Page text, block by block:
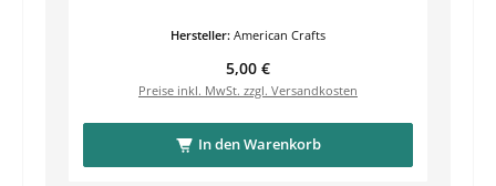
Hersteller: American Crafts
Regulärer Preis:
5,00 €
Preise inkl. MwSt. zzgl. Versandkosten
In den Warenkorb